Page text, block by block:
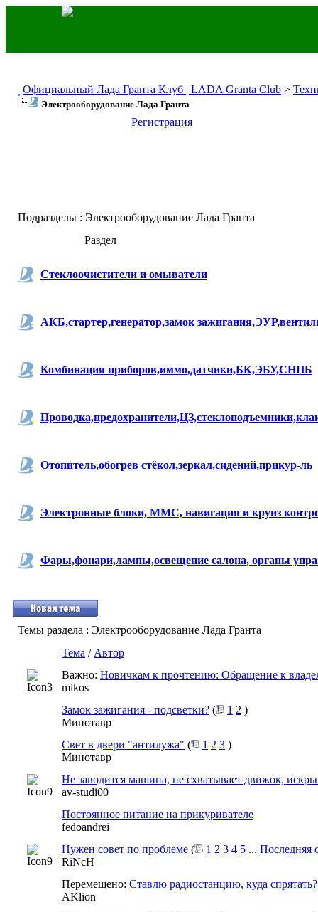
Официальный Лада Гранта Клуб | LADA Granta Club >
Электрооборудование Лада Гранта
Регистрация
Подразделы : Электрооборудование Лада Гранта
Раздел
Стеклоочистители и омыватели
АКБ,стартер,генератор,замок
Комбинация приборов,иммо,датчики,БК,ЭБУ,СНПБ
Отопитель,обогрев стёкол,зеркал,сидений,прикур-ль
Электронные блоки, ММС, навигация и круиз
Фары,фонари,лампы,освещение салона, органы
Темы раздела : Электрооборудование Лада Гранта
Тема / Автор
Важно: Новичкам к прочтению: Обращение к
mikos
Замок зажигания - подсветки? ( 1 2 )
Минотавр
Свет в двери "антилужа" ( 1 2 3 )
Минотавр
Не заводится машина, не схватывает движок,
av-studi00
Постоянное питание на прикуривателе
fedoandrei
Нужен совет по проблеме ( 1 2 3 4 5 ... Последняя
RiNcH
Перемещено: Ставлю радиостанцию, куда спрятать?
AKlion